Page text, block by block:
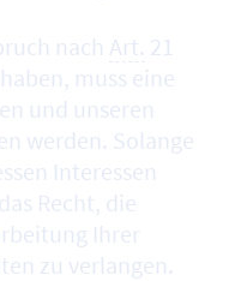
nach Art. 21
muss eine
und unseren
werden. Solange
Interessen
Recht, die
Ihrer
zu verlangen.